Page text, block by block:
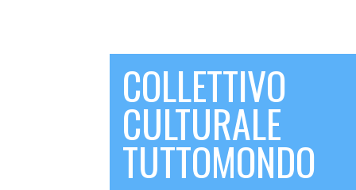
COLLETTIVO
CULTURALE
TUTTOMONDO